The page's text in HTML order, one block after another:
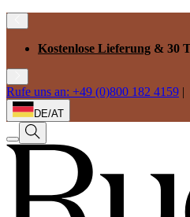
Kostenlose Lieferung & 30
Rufe uns an: +49 (0)800 182 4159 |
DE/AT